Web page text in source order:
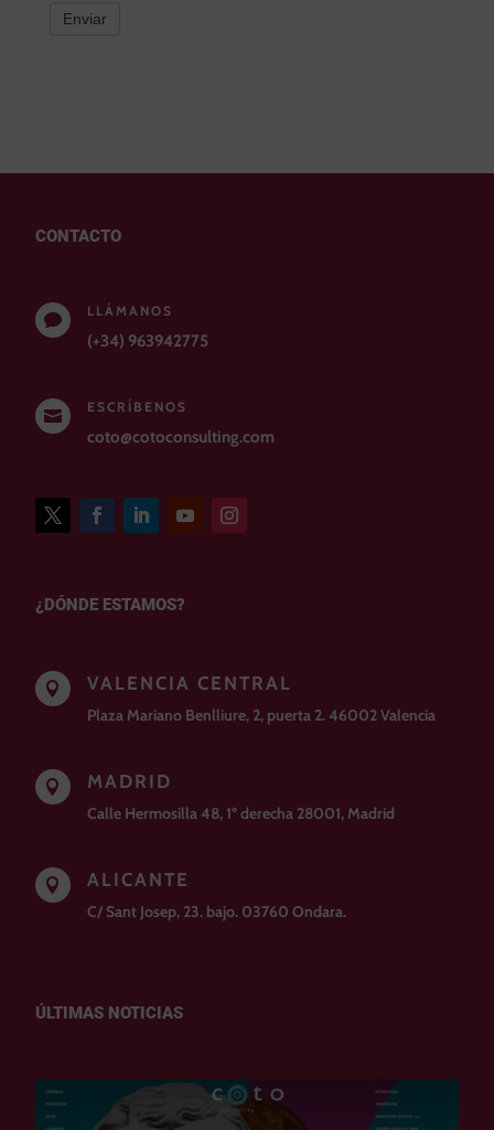
Enviar
CONTACTO

LLÁMANOS
(+34) 963942775

ESCRÍBENOS
coto@cotoconsulting.com
¿DÓNDE ESTAMOS?
 VALENCIA CENTRAL
Plaza Mariano Benlliure, 2, puerta 2. 46002 Valencia
 MADRID
Calle Hermosilla 48, 1º derecha 28001, Madrid
 ALICANTE
C/ Sant Josep, 23. bajo. 03760 Ondara.
ÚLTIMAS NOTICIAS